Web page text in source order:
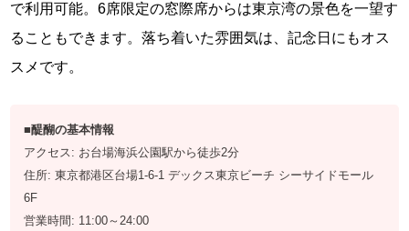
で利用可能。6席限定の窓際席からは東京湾の景色を一望す
ることもできます。落ち着いた雰囲気は、記念日にもオス
スメです。
■醍醐の基本情報
アクセス: お台場海浜公園駅から徒歩2分
住所: 東京都港区台場1-6-1 デックス東京ビーチ シーサイドモール
6F
営業時間: 11:00～24:00